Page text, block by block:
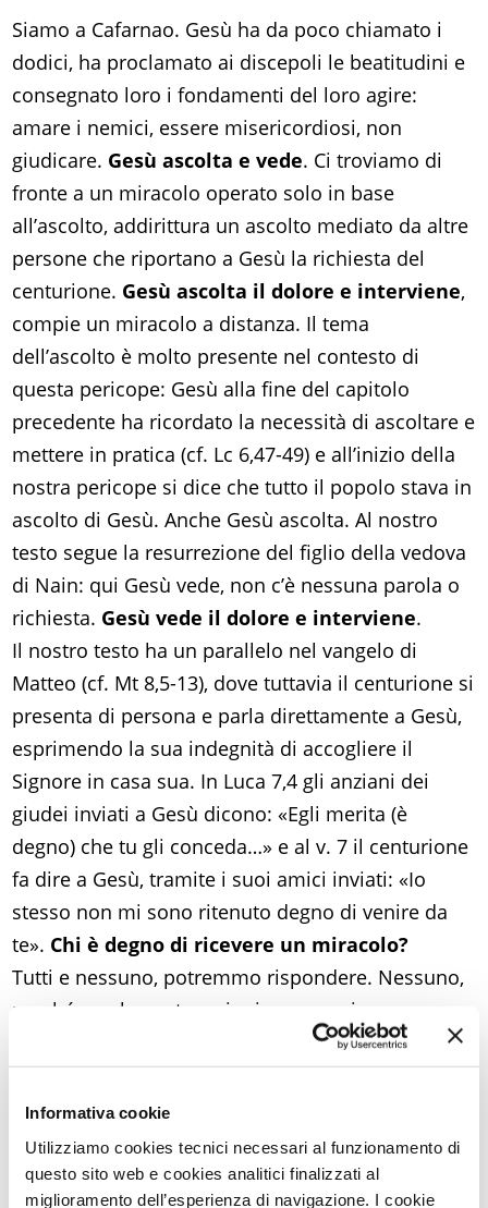
Informativa cookie
Utilizziamo cookies tecnici necessari al funzionamento di
questo sito web e cookies analitici finalizzati al
miglioramento dell’esperienza di navigazione. I cookie
Siamo a Cafarnao. Gesù ha da poco chiamato i
dodici, ha proclamato ai discepoli le beatitudini e
consegnato loro i fondamenti del loro agire:
amare i nemici, essere misericordiosi, non
giudicare. Gesù ascolta e vede. Ci troviamo di
fronte a un miracolo operato solo in base
all’ascolto, addirittura un ascolto mediato da altre
persone che riportano a Gesù la richiesta del
centurione. Gesù ascolta il dolore e interviene,
compie un miracolo a distanza. Il tema
dell’ascolto è molto presente nel contesto di
questa pericope: Gesù alla fine del capitolo
precedente ha ricordato la necessità di ascoltare e
mettere in pratica (cf. Lc 6,47-49) e all’inizio della
nostra pericope si dice che tutto il popolo stava in
ascolto di Gesù. Anche Gesù ascolta. Al nostro
testo segue la resurrezione del figlio della vedova
di Nain: qui Gesù vede, non c’è nessuna parola o
richiesta. Gesù vede il dolore e interviene.
Il nostro testo ha un parallelo nel vangelo di
Matteo (cf. Mt 8,5-13), dove tuttavia il centurione si
presenta di persona e parla direttamente a Gesù,
esprimendo la sua indegnità di accogliere il
Signore in casa sua. In Luca 7,4 gli anziani dei
giudei inviati a Gesù dicono: «Egli merita (è
degno) che tu gli conceda…» e al v. 7 il centurione
fa dire a Gesù, tramite i suoi amici inviati: «Io
stesso non mi sono ritenuto degno di venire da
te». Chi è degno di ricevere un miracolo?
Tutti e nessuno, potremmo rispondere. Nessuno,
perché con le nostre azioni non possiamo
assicurarci alcun potere sull’agire di Dio. Tutti,
perché il dolore – qualsiasi dolore segnato dal
potere della morte –
contraddizione al desiderio di vita che Dio ha
per noi e lo spinge a intervenire. Perciò ciascun